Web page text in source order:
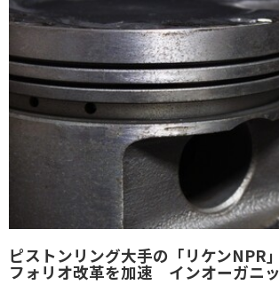
ピストンリング大手の「リケンNPR
フォリオ改革を加速 インオーガニ